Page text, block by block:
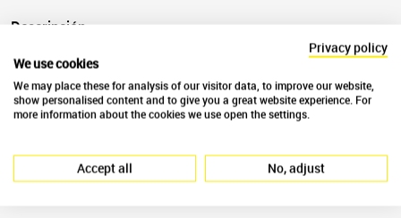
Descripción
5-15 mm
Technisches Merkblatt nekafer®15
Privacy policy
We use cookies
We may place these for analysis of our visitor data, to improve our website,
show personalised content and to give you a great website experience. For
more information about the cookies we use open the settings.
Accept all No, adjust